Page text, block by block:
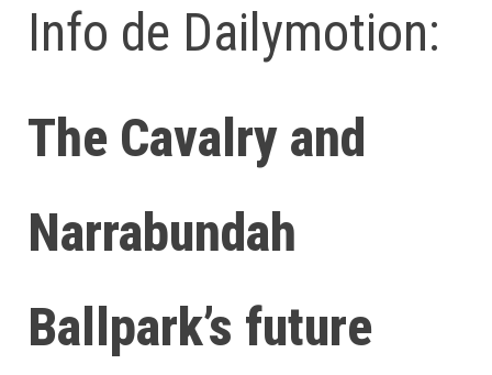
Info de Dailymotion:
The Cavalry and
Narrabundah
Ballpark’s future